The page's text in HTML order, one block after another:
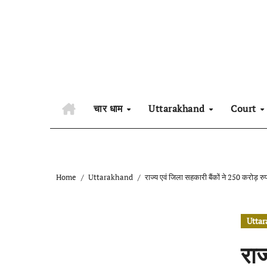
चार धाम Uttarakhand Court
Home Uttarakhand राज्य एवं जिला सहकारी बैंकों ने 250 करोड़